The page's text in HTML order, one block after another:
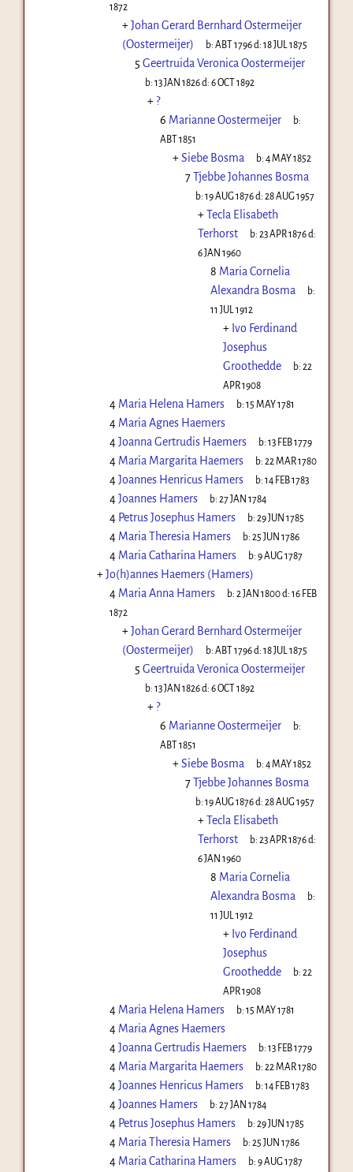
1872
+Johan Gerard Bernhard Ostermeijer
(Oostermeijer)
b:ABT 1796d:18 JUL 1875
5 Geertruida Veronica Oostermeijer
b:13 JAN 1826d:6 OCT 1892
+ ?
6 Marianne Oostermeijer
b:
ABT 1851
+Siebe Bosma b:4 MAY 1852
7Tjebbe Johannes Bosma
b:19 AUG 1876d:28 AUG 1957
+Tecla Elisabeth
Terhorst
b:23 APR 1876d:
6 JAN 1960
8 Maria Cornelia
Alexandra Bosma
b:
11 JUL 1912
+ Ivo Ferdinand
Josephus
Groothedde
b:22
APR 1908
4 Maria Helena Hamers b:15 MAY 1781
4 Maria Agnes Haemers
4Joanna Gertrudis Haemers b:13 FEB 1779
4 Maria Margarita Haemers b:22 MAR 1780
4Joannes Henricus Hamers b:14 FEB 1783
4Joannes Hamers b:27 JAN 1784
4 Petrus Josephus Hamers b:29 JUN 1785
4 Maria Theresia Hamers b:25 JUN 1786
4 Maria Catharina Hamers b:9 AUG 1787
+Jo(h)annes Haemers (Hamers)
4 Maria Anna Hamers b:2 JAN 1800d:16 FEB
1872
+Johan Gerard Bernhard Ostermeijer
(Oostermeijer)
b:ABT 1796d:18 JUL 1875
5 Geertruida Veronica Oostermeijer
b:13 JAN 1826d:6 OCT 1892
+ ?
6 Marianne Oostermeijer
b:
ABT 1851
+Siebe Bosma b:4 MAY 1852
7Tjebbe Johannes Bosma
b:19 AUG 1876d:28 AUG 1957
+Tecla Elisabeth
Terhorst
b:23 APR 1876d:
6 JAN 1960
8 Maria Cornelia
Alexandra Bosma
b:
11 JUL 1912
+ Ivo Ferdinand
Josephus
Groothedde
b:22
APR 1908
4 Maria Helena Hamers b:15 MAY 1781
4 Maria Agnes Haemers
4Joanna Gertrudis Haemers b:13 FEB 1779
4 Maria Margarita Haemers b:22 MAR 1780
4Joannes Henricus Hamers b:14 FEB 1783
4Joannes Hamers b:27 JAN 1784
4 Petrus Josephus Hamers b:29 JUN 1785
4 Maria Theresia Hamers b:25 JUN 1786
4 Maria Catharina Hamers b:9 AUG 1787